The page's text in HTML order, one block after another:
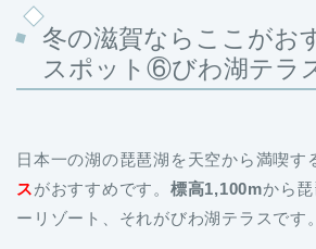
冬の滋賀ならここがお
スポット⑥びわ湖テラ
日本一の湖の琵琶湖を天空から満喫す
スがおすすめです。 標高1,100mから
ーリゾート、それがびわ湖テラスです。